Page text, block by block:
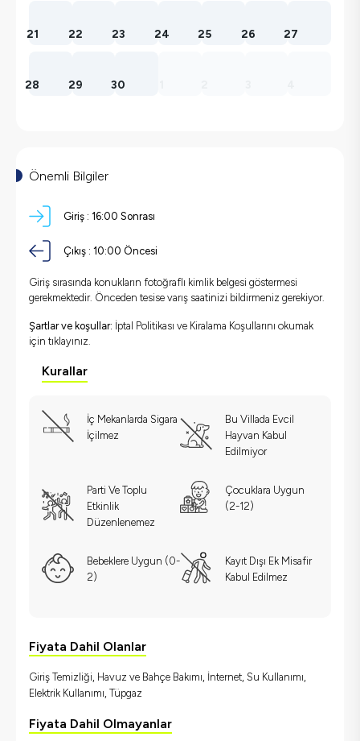
21 22 23 24 25 26 27
28 29 30
Önemli Bilgiler
Giriş : 16:00 Sonrası
Çıkış : 10:00 Öncesi
Giriş sırasında konukların fotoğraflı kimlik belgesi göstermesi
gerekmektedir. Önceden tesise varış saatinizi bildirmeniz gerekiyor.
Şartlar ve koşullar: İptal Politikası ve Kiralama Koşullarını okumak
için tıklayınız.
Kurallar
İç Mekanlarda Sigara
İçilmez
Bu Villada Evcil
Hayvan Kabul
Edilmiyor
Parti Ve Toplu
Etkinlik
Düzenlenemez
Çocuklara Uygun
(2-12)
Bebeklere Uygun (0-
2)
Kayıt Dışı Ek Misafir
Kabul Edilmez
Fiyata Dahil Olanlar
Giriş Temizliği, Havuz ve Bahçe Bakımı, İnternet, Su Kullanımı,
Elektrik Kullanımı, Tüpgaz
Fiyata Dahil Olmayanlar